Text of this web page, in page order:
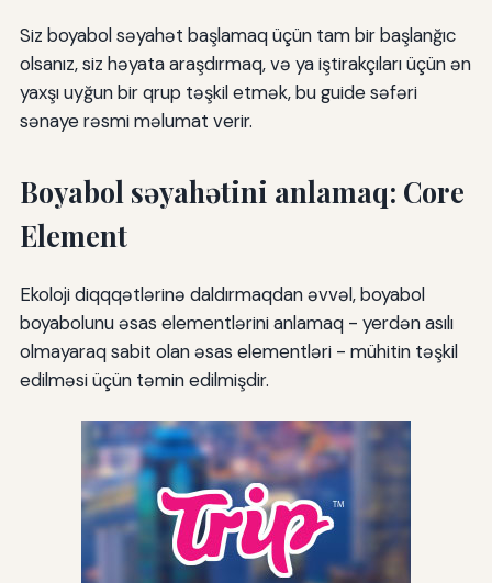
Siz boyabol səyahət başlamaq üçün tam bir başlanğıc
olsanız, siz həyata araşdırmaq, və ya iştirakçıları üçün ən
yaxşı uyğun bir qrup təşkil etmək, bu guide səfəri
sənaye rəsmi məlumat verir.
Boyabol səyahətini anlamaq: Core
Element
Ekoloji diqqqətlərinə daldırmaqdan əvvəl, boyabol
boyabolunu əsas elementlərini anlamaq - yerdən asılı
olmayaraq sabit olan əsas elementləri - mühitin təşkil
edilməsi üçün təmin edilmişdir.